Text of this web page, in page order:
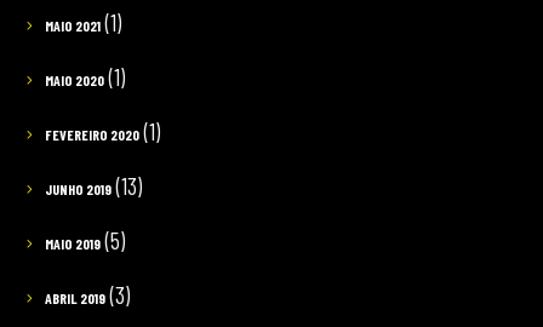
MAIO 2021(1)
MAIO 2020(1)
FEVEREIRO 2020(1)
JUNHO 2019(13)
MAIO 2019(5)
ABRIL 2019(3)